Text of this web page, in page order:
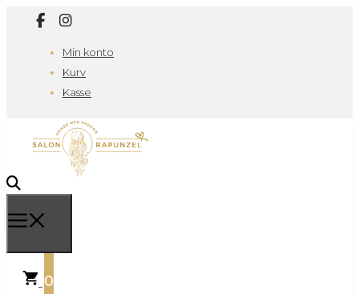
Min konto
Kurv
Kasse
0